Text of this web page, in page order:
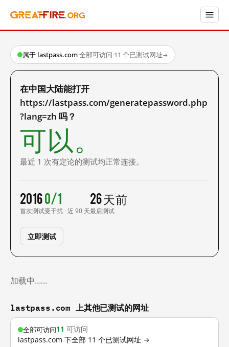
属于 lastpass.com·全部可访问·11 个已测试网址→
在中国大陆能打开
https://lastpass.com/generatepassword.php
?lang=zh 吗？
可以。
最近 1 次有定论的测试均正常连接。
2016
首次测试
0/1
受干扰 · 近 90 天
26 天前
最后测试
立即测试
加载中……
lastpass.com 上其他已测试的网址
全部可访问11 可访问
lastpass.com 下全部 11 个已测试网址 →